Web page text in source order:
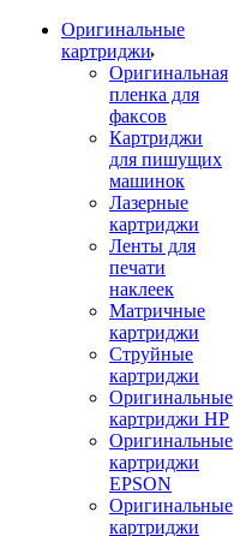
Оригинальные
картриджи
Оригинальная
пленка для
факсов
Картриджи
для пишущих
машинок
Лазерные
картриджи
Ленты для
печати
наклеек
Матричные
картриджи
Струйные
картриджи
Оригинальные
картриджи HP
Оригинальные
картриджи
EPSON
Оригинальные
картриджи